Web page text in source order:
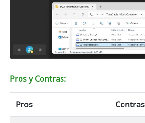
Pros y Contras:
Pros Contras